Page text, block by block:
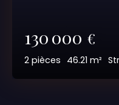
130 000 €
2 pièces 46.21 m²